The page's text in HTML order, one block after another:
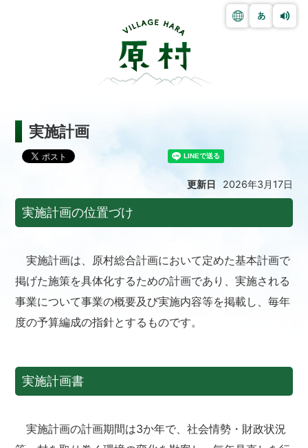
実施計画
更新日 2026年3月17日
実施計画の位置づけ
実施計画は、原村総合計画において定めた基本計画で
掲げた施策を具体化するための計画であり、実施される
事業について事業の概要及び実施内容等を掲載し、毎年
度の予算編成の指針とするものです。
実施計画書
実施計画の計画期間は3か年で、社会情勢・財政状況